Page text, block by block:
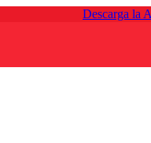
Descarga la